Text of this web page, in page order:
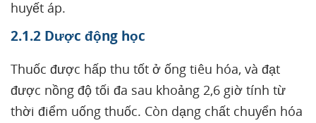
huyết áp.
2.1.2 Dược động học
Thuốc được hấp thu tốt ở ống tiêu hóa, và đạt
được nồng độ tối đa sau khoảng 2,6 giờ tính từ
thời điểm uống thuốc. Còn dạng chất chuyển hóa